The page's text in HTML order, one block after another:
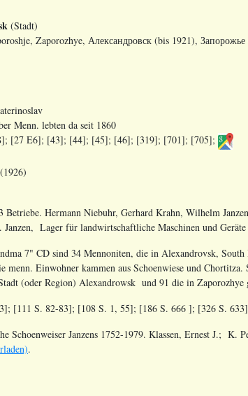
(Stadt)
Zaporozhye, Александровск (bis 1921), Запорожье
Menn. lebten da seit 1860
[27 E6]; [43]; [44]; [45]; [46]; [319]; [701]; [705];
Betriebe. Hermann Niebuhr, Gerhard Krahn, Wilhelm
Janzen, Lager für landwirtschaftliche Maschinen und
7" CD sind 34 Mennoniten, die in Alexandrovsk,
menn. Einwohner kammen aus Schoenwiese und
(oder Region) Alexandrowsk und 91 die in Zaporozhye
[111 S. 82-83]; [108 S. 1, 55]; [186 S. 666 ]; [326 S. 633]
Schoenweiser Janzens 1752-1979. Klassen, Ernest J.;
.